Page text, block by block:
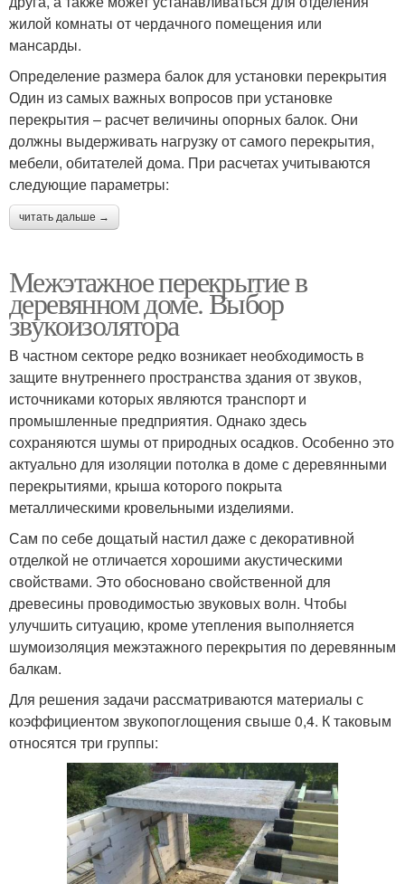
жилой комнаты от чердачного помещения или
мансарды.
Определение размера балок для установки перекрытия
Один из самых важных вопросов при установке
перекрытия – расчет величины опорных балок. Они
должны выдерживать нагрузку от самого перекрытия,
мебели, обитателей дома. При расчетах учитываются
следующие параметры:
читать дальше →
Межэтажное перекрытие в
деревянном доме. Выбор
звукоизолятора
В частном секторе редко возникает необходимость в
защите внутреннего пространства здания от звуков,
источниками которых являются транспорт и
промышленные предприятия. Однако здесь
сохраняются шумы от природных осадков. Особенно это
актуально для изоляции потолка в доме с деревянными
перекрытиями, крыша которого покрыта
металлическими кровельными изделиями.
Сам по себе дощатый настил даже с декоративной
отделкой не отличается хорошими акустическими
свойствами. Это обосновано свойственной для
древесины проводимостью звуковых волн. Чтобы
улучшить ситуацию, кроме утепления выполняется
шумоизоляция межэтажного перекрытия по деревянным
балкам.
Для решения задачи рассматриваются материалы с
коэффициентом звукопоглощения свыше 0,4. К таковым
относятся три группы: